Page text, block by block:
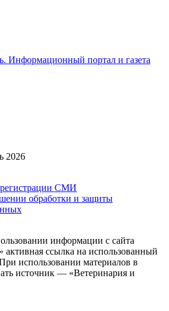
2026
регистрации СМИ
обработки и защиты
информации с сайта
активная ссылка на использованный
использовании материалов в
источник — «Ветеринария и